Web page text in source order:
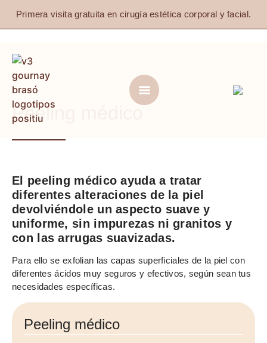
Primera visita gratuita en cirugía estética corporal y facial.
Peeling médico
El peeling médico ayuda a tratar
diferentes alteraciones de la piel
devolviéndole un aspecto suave y
uniforme, sin impurezas ni granitos y
con las arrugas suavizadas.
Para ello se exfolian las capas superficiales de la piel con
diferentes ácidos muy seguros y efectivos, según sean tus
necesidades específicas.
Peeling médico